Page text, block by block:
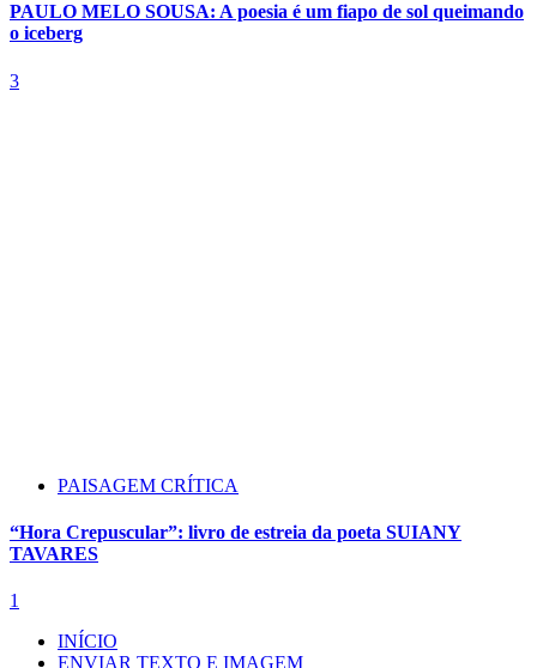
PAULO MELO SOUSA: A poesia é um fiapo de sol queimando
o iceberg
3
PAISAGEM CRÍTICA
“Hora Crepuscular”: livro de estreia da poeta SUIANY
TAVARES
1
INÍCIO
ENVIAR TEXTO E IMAGEM